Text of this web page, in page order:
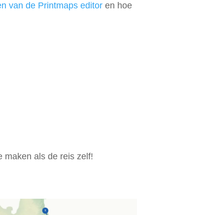
van de Printmaps editor en hoe
maken als de reis zelf!